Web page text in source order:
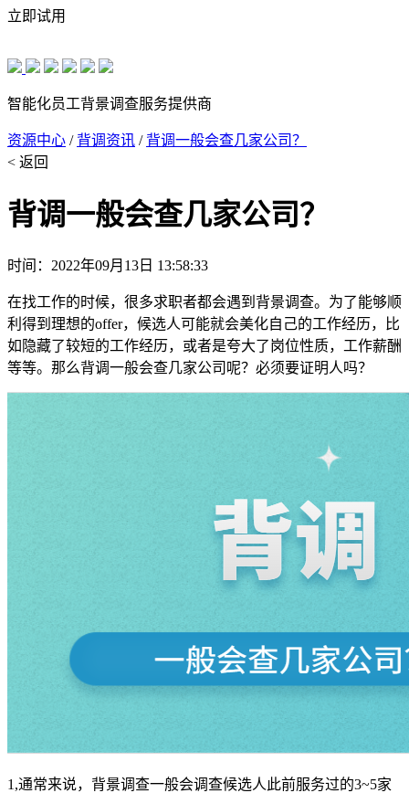
立即试用
智能化员工背景调查服务提供商
资源中心 / 背调资讯 / 背调一般会查几家公司？
< 返回
背调一般会查几家公司？
时间：2022年09月13日 13:58:33
在找工作的时候，很多求职者都会遇到背景调查。为了能够顺
利得到理想的offer，候选人可能就会美化自己的工作经历，比
如隐藏了较短的工作经历，或者是夸大了岗位性质，工作薪酬
等等。那么背调一般会查几家公司呢？必须要证明人吗？
1,通常来说，背景调查一般会调查候选人此前服务过的3~5家